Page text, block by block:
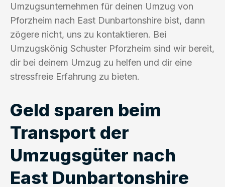
Umzugsunternehmen für deinen Umzug von
Pforzheim nach East Dunbartonshire bist, dann
zögere nicht, uns zu kontaktieren. Bei
Umzugskönig Schuster Pforzheim sind wir bereit,
dir bei deinem Umzug zu helfen und dir eine
stressfreie Erfahrung zu bieten.
Geld sparen beim
Transport der
Umzugsgüter nach
East Dunbartonshire